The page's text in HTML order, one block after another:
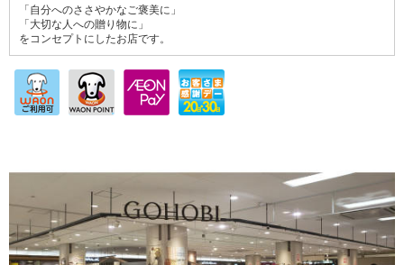
「自分へのささやかなご褒美に」
「大切な人への贈り物に」
をコンセプトにしたお店です。